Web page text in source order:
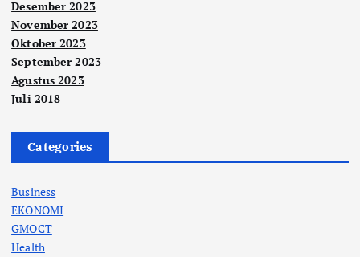
Desember 2023
November 2023
Oktober 2023
September 2023
Agustus 2023
Juli 2018
Categories
Business
EKONOMI
GMOCT
Health